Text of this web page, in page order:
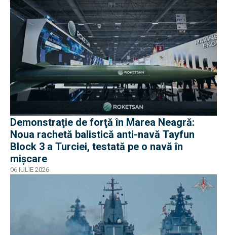
Demonstraţie de forţă în Marea Neagră:
Noua rachetă balistică anti-navă Tayfun
Block 3 a Turciei, testată pe o navă în
mișcare
06 IULIE 2026